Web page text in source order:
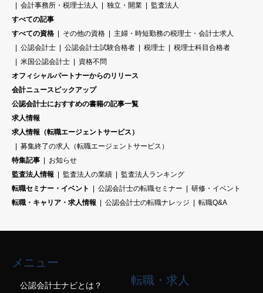
会計事務所・税理士法人
独立・開業
監査法人
すべての記事
すべての資格
その他の資格
主婦・時短勤務の税理士・会計士求人
公認会計士
公認会計士試験合格者 税理士
税理士科目合格者
米国公認会計士
資格不問
オフィシャルパートナーからのリリース
会計ニュースピックアップ
公認会計士におすすめの書籍の記事一覧
求人情報
求人情報（転職エージェントサービス）
募集終了の求人（転職エージェントサービス）
特集記事
お知らせ
監査法人情報
監査法人の業績
監査法人ランキング
転職セミナー・イベント
公認会計士の転職セミナー
研修・イベント
転職・キャリア・求人情報
公認会計士の転職ナレッジ 転職Q&A
メニュー
公認会計士ナビとは？
転職・求人